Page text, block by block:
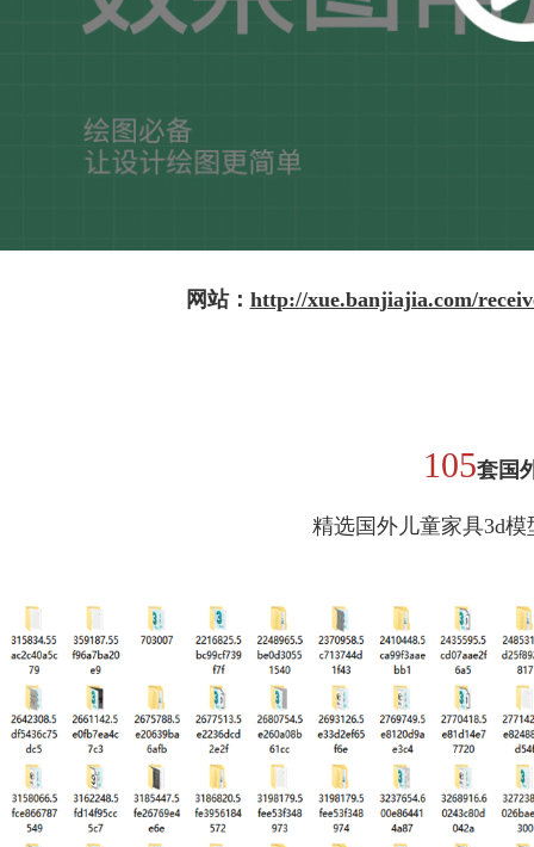
网站： http://xue.banjiajia.com/
105套国
精选国外儿童家具3d